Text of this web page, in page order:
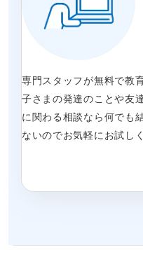
専門スタッフが無料で教
子さまの発達のことや友
に関わる相談なら何でも
ないのでお気軽にお試し